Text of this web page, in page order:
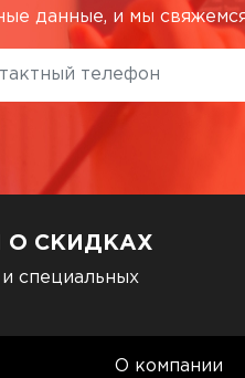
данные, и мы
О СКИДКАХ
специальных
О компании